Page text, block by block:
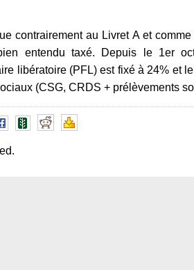
contrairement au Livret A et
entendu taxé. Depuis le 1er
libératoire (PFL) est fixé à 24% et
(CSG, CRDS + prélèvements